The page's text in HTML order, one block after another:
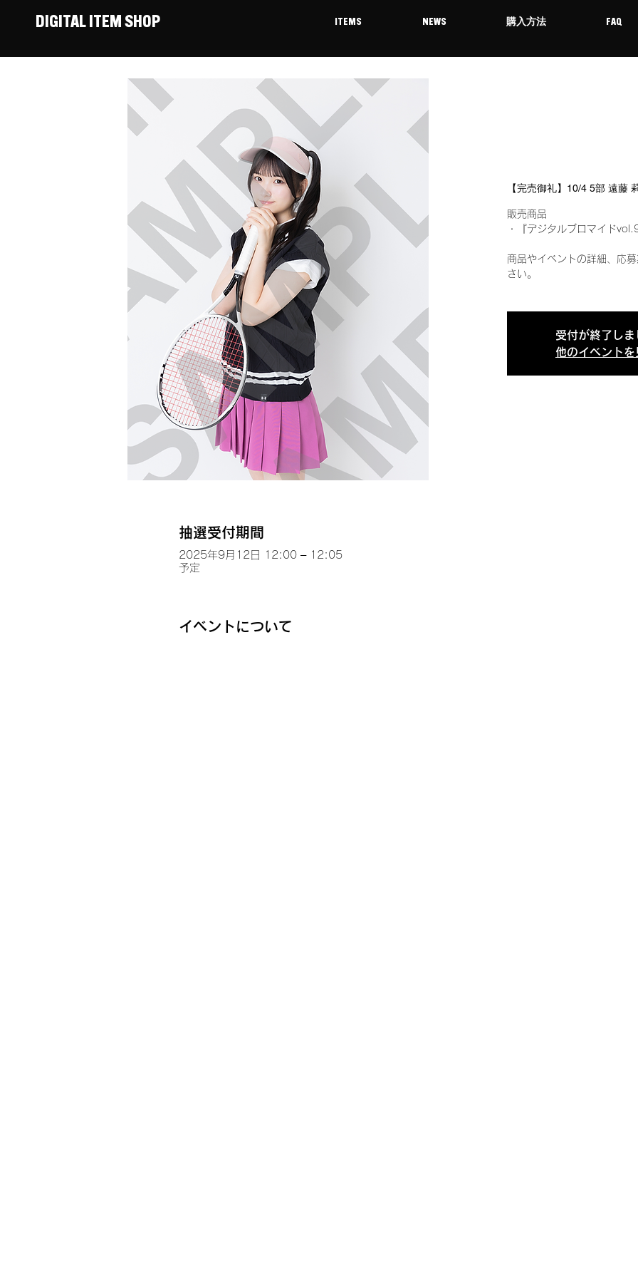
DIGITAL ITEM SHOP ITEMS NEWS 購入方法 FAQ
【完売御礼】10/4 5部 遠藤
販売商品
・『デジタルブロマイド
商品やイベントの詳細、応
さい。
受付が終了しま
他のイベントを
抽選受付期間
2025年9月12日 12:00 – 12:05
予定
イベントについて